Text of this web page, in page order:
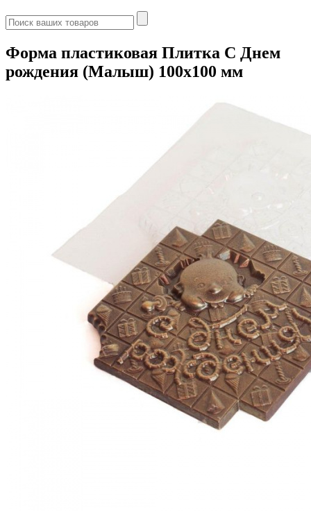
Форма пластиковая Плитка С Днем
рождения (Малыш) 100х100 мм